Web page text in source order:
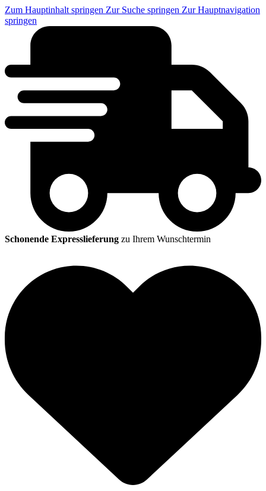
Zum Hauptinhalt springen Zur Suche springen Zur Hauptnavigation
springen
Schonende Expresslieferung zu Ihrem Wunschtermin